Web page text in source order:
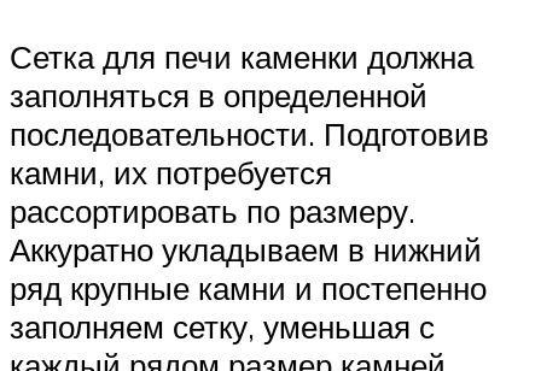
Сетка для печи каменки должна
заполняться в определенной
последовательности. Подготовив
камни, их потребуется
рассортировать по размеру.
Аккуратно укладываем в нижний
ряд крупные камни и постепенно
заполняем сетку, уменьшая с